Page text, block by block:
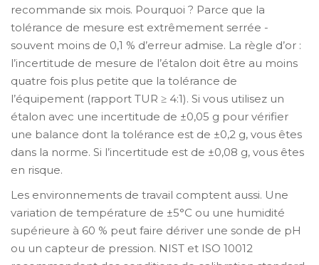
recommande six mois. Pourquoi ? Parce que la
tolérance de mesure est extrêmement serrée -
souvent moins de 0,1 % d’erreur admise. La règle d’or :
l’incertitude de mesure de l’étalon doit être au moins
quatre fois plus petite que la tolérance de
l’équipement (rapport TUR ≥ 4:1). Si vous utilisez un
étalon avec une incertitude de ±0,05 g pour vérifier
une balance dont la tolérance est de ±0,2 g, vous êtes
dans la norme. Si l’incertitude est de ±0,08 g, vous êtes
en risque.
Les environnements de travail comptent aussi. Une
variation de température de ±5°C ou une humidité
supérieure à 60 % peut faire dériver une sonde de pH
ou un capteur de pression. NIST et ISO 10012